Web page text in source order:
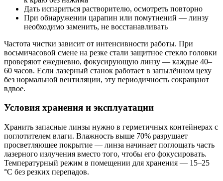
Дать испариться растворителю, осмотреть повторно
При обнаружении царапин или помутнений — линзу
необходимо заменить, не восстанавливать
Частота чистки зависит от интенсивности работы. При
восьмичасовой смене на резке стали защитное стекло головки
проверяют ежедневно, фокусирующую линзу — каждые 40–
60 часов. Если лазерный станок работает в запылённом цеху
без нормальной вентиляции, эту периодичность сокращают
вдвое.
Условия хранения и эксплуатации
Хранить запасные линзы нужно в герметичных контейнерах с
поглотителем влаги. Влажность выше 70% разрушает
просветляющее покрытие — линза начинает поглощать часть
лазерного излучения вместо того, чтобы его фокусировать.
Температурный режим в помещении для хранения — 15–25
°C без резких перепадов.